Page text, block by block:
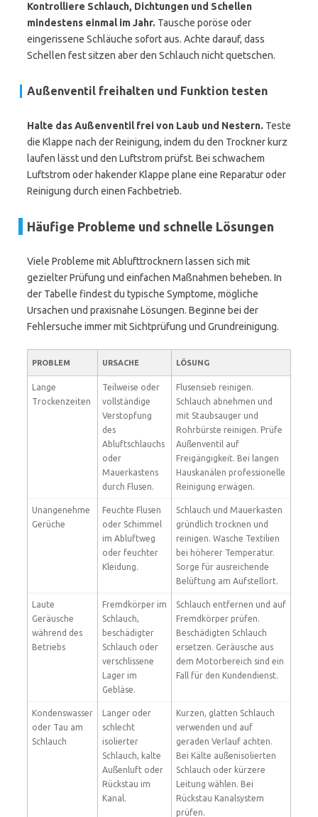
Kontrolliere Schlauch, Dichtungen und Schellen
mindestens einmal im Jahr. Tausche poröse oder
eingerissene Schläuche sofort aus. Achte darauf, dass
Schellen fest sitzen aber den Schlauch nicht quetschen.
Außenventil freihalten und Funktion testen
Halte das Außenventil frei von Laub und Nestern. Teste
die Klappe nach der Reinigung, indem du den Trockner kurz
laufen lässt und den Luftstrom prüfst. Bei schwachem
Luftstrom oder hakender Klappe plane eine Reparatur oder
Reinigung durch einen Fachbetrieb.
Häufige Probleme und schnelle Lösungen
Viele Probleme mit Ablufttrocknern lassen sich mit
gezielter Prüfung und einfachen Maßnahmen beheben. In
der Tabelle findest du typische Symptome, mögliche
Ursachen und praxisnahe Lösungen. Beginne bei der
Fehlersuche immer mit Sichtprüfung und Grundreinigung.
PROBLEM URSACHE LÖSUNG
Lange
Trockenzeiten
Teilweise oder
vollständige
Verstopfung
des
Abluftschlauchs
oder
Mauerkastens
durch Flusen.
Flusensieb reinigen.
Schlauch abnehmen und
mit Staubsauger und
Rohrbürste reinigen. Prüfe
Außenventil auf
Freigängigkeit. Bei langen
Hauskanälen professionelle
Reinigung erwägen.
Unangenehme
Gerüche
Feuchte Flusen
oder Schimmel
im Abluftweg
oder feuchter
Kleidung.
Schlauch und Mauerkasten
gründlich trocknen und
reinigen. Wasche Textilien
bei höherer Temperatur.
Sorge für ausreichende
Belüftung am Aufstellort.
Laute
Geräusche
während des
Betriebs
Fremdkörper im
Schlauch,
beschädigter
Schlauch oder
verschlissene
Lager im
Gebläse.
Schlauch entfernen und auf
Fremdkörper prüfen.
Beschädigten Schlauch
ersetzen. Geräusche aus
dem Motorbereich sind ein
Fall für den Kundendienst.
Kondenswasser
oder Tau am
Schlauch
Langer oder
schlecht
isolierter
Schlauch, kalte
Außenluft oder
Rückstau im
Kanal.
Kurzen, glatten Schlauch
verwenden und auf
geraden Verlauf achten.
Bei Kälte außenisolierten
Schlauch oder kürzere
Leitung wählen. Bei
Rückstau Kanalsystem
prüfen.